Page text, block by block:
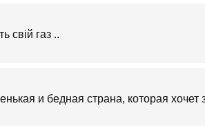
свій газ ..
и бедная страна, которая хочет